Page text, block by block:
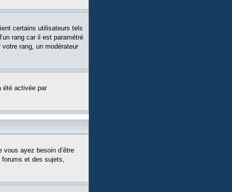
certains utilisateurs tels
rang car il est paramétré
rang, un modérateur
été activée par
vous ayez besoin d’être
et des sujets,